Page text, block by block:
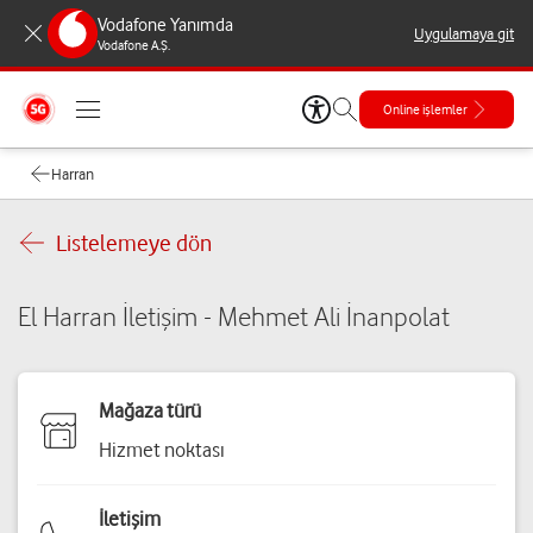
Vodafone Yanımda
Vodafone A.Ş.
Uygulamaya git
Online işlemler
Harran
Listelemeye dön
El Harran İletişim - Mehmet Ali İnanpolat
Mağaza türü
Hizmet noktası
İletişim